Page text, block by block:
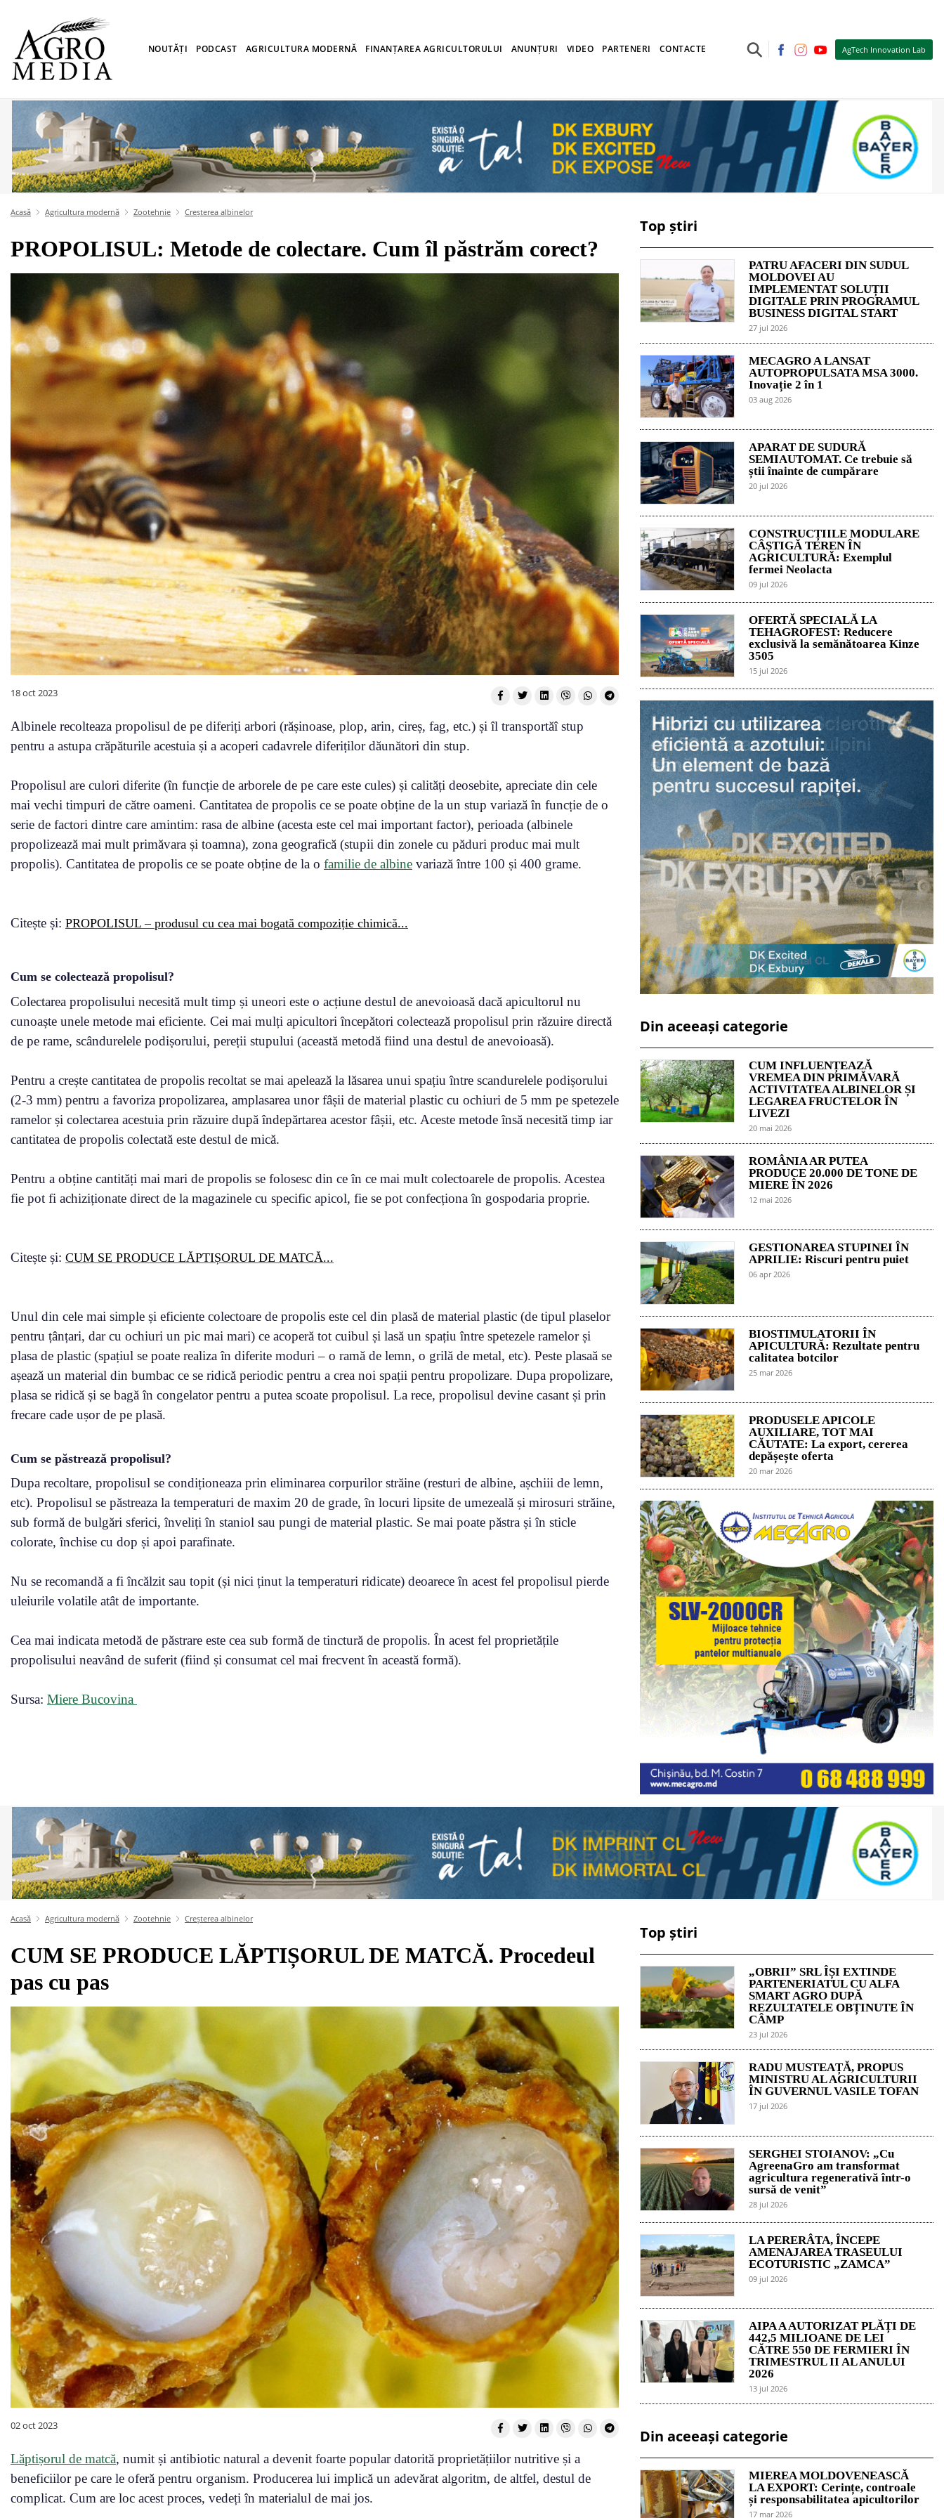
NOUTĂȚI PODCAST AGRICULTURA MODERNĂ FINANȚAREA AGRICULTORULUI ANUNȚURI VIDEO PARTENERI CONTACTE ⚲ AgTech Innovation Lab
Acasă Agricultura modernă Zootehnie Creșterea albinelor
PROPOLISUL: Metode de colectare. Cum îl păstrăm corect?
18 oct 2023
Albinele recolteaza propolisul de pe diferiți arbori (rășinoase, plop, arin, cireș, fag, etc.) și îl transportăî stup
pentru a astupa crăpăturile acestuia și a acoperi cadavrele diferiților dăunători din stup.
Propolisul are culori diferite (în funcție de arborele de pe care este cules) și calități deosebite, apreciate din cele
mai vechi timpuri de către oameni. Cantitatea de propolis ce se poate obține de la un stup variază în funcție de o
serie de factori dintre care amintim: rasa de albine (acesta este cel mai important factor), perioada (albinele
propolizează mai mult primăvara și toamna), zona geografică (stupii din zonele cu păduri produc mai mult
propolis). Cantitatea de propolis ce se poate obține de la o familie de albine variază între 100 și 400 grame.
Citește și: PROPOLISUL – produsul cu cea mai bogată compoziție chimică...
Cum se colectează propolisul?
Colectarea propolisului necesită mult timp și uneori este o acțiune destul de anevoioasă dacă apicultorul nu
cunoaște unele metode mai eficiente. Cei mai mulți apicultori începători colectează propolisul prin răzuire directă
de pe rame, scândurelele podișorului, pereții stupului (această metodă fiind una destul de anevoioasă).
Pentru a crește cantitatea de propolis recoltat se mai apelează la lăsarea unui spațiu între scandurelele podișorului
(2-3 mm) pentru a favoriza propolizarea, amplasarea unor fâșii de material plastic cu ochiuri de 5 mm pe spetezele
ramelor și colectarea acestuia prin răzuire după îndepărtarea acestor fâșii, etc. Aceste metode însă necesită timp iar
cantitatea de propolis colectată este destul de mică.
Pentru a obține cantități mai mari de propolis se folosesc din ce în ce mai mult colectoarele de propolis. Acestea
fie pot fi achiziționate direct de la magazinele cu specific apicol, fie se pot confecționa în gospodaria proprie.
Citește și: CUM SE PRODUCE LĂPTIȘORUL DE MATCĂ...
Unul din cele mai simple și eficiente colectoare de propolis este cel din plasă de material plastic (de tipul plaselor
pentru țânțari, dar cu ochiuri un pic mai mari) ce acoperă tot cuibul și lasă un spațiu între spetezele ramelor și
plasa de plastic (spațiul se poate realiza în diferite moduri – o ramă de lemn, o grilă de metal, etc). Peste plasaă se
așează un material din bumbac ce se ridică periodic pentru a crea noi spații pentru propolizare. Dupa propolizare,
plasa se ridică și se bagă în congelator pentru a putea scoate propolisul. La rece, propolisul devine casant și prin
frecare cade ușor de pe plasă.
Cum se păstrează propolisul?
Dupa recoltare, propolisul se condiționeaza prin eliminarea corpurilor străine (resturi de albine, așchiii de lemn,
etc). Propolisul se păstreaza la temperaturi de maxim 20 de grade, în locuri lipsite de umezeală și mirosuri străine,
sub formă de bulgări sferici, înveliți în staniol sau pungi de material plastic. Se mai poate păstra și în sticle
colorate, închise cu dop și apoi parafinate.
Nu se recomandă a fi încălzit sau topit (și nici ținut la temperaturi ridicate) deoarece în acest fel propolisul pierde
uleiurile volatile atât de importante.
Cea mai indicata metodă de păstrare este cea sub formă de tinctură de propolis. În acest fel proprietățile
propolisului neavând de suferit (fiind și consumat cel mai frecvent în această formă).
Sursa: Miere Bucovina
Top știri
PATRU AFACERI DIN SUDUL
MOLDOVEI AU
IMPLEMENTAT SOLUȚII
DIGITALE PRIN PROGRAMUL
BUSINESS DIGITAL START
27 jul 2026
MECAGRO A LANSAT
AUTOPROPULSATA MSA 3000.
Inovație 2 în 1
03 aug 2026
APARAT DE SUDURĂ
SEMIAUTOMAT. Ce trebuie să
știi înainte de cumpărare
20 jul 2026
CONSTRUCȚIILE MODULARE
CÂȘTIGĂ TEREN ÎN
AGRICULTURĂ: Exemplul
fermei Neolacta
09 jul 2026
OFERTĂ SPECIALĂ LA
TEHAGROFEST: Reducere
exclusivă la semănătoarea Kinze
3505
15 jul 2026
Din aceeași categorie
CUM INFLUENȚEAZĂ
VREMEA DIN PRIMĂVARĂ
ACTIVITATEA ALBINELOR ȘI
LEGAREA FRUCTELOR ÎN
LIVEZI
20 mai 2026
ROMÂNIA AR PUTEA
PRODUCE 20.000 DE TONE DE
MIERE ÎN 2026
12 mai 2026
GESTIONAREA STUPINEI ÎN
APRILIE: Riscuri pentru puiet
06 apr 2026
BIOSTIMULATORII ÎN
APICULTURĂ: Rezultate pentru
calitatea botcilor
25 mar 2026
PRODUSELE APICOLE
AUXILIARE, TOT MAI
CĂUTATE: La export, cererea
depășește oferta
20 mar 2026
Acasă Agricultura modernă Zootehnie Creșterea albinelor
CUM SE PRODUCE LĂPTIȘORUL DE MATCĂ. Procedeul
pas cu pas
02 oct 2023
Lăptișorul de matcă, numit și antibiotic natural a devenit foarte popular datorită proprietățiilor nutritive și a
beneficiilor pe care le oferă pentru organism. Producerea lui implică un adevărat algoritm, de altfel, destul de
complicat. Cum are loc acest proces, vedeți în materialul de mai jos.
Top știri
„OBRII” SRL ÎȘI EXTINDE
PARTENERIATUL CU ALFA
SMART AGRO DUPĂ
REZULTATELE OBȚINUTE ÎN
CÂMP
23 jul 2026
RADU MUSTEAȚĂ, PROPUS
MINISTRU AL AGRICULTURII
ÎN GUVERNUL VASILE TOFAN
17 jul 2026
SERGHEI STOIANOV: „Cu
AgreenaGro am transformat
agricultura regenerativă într-o
sursă de venit”
28 jul 2026
LA PERERÂTA, ÎNCEPE
AMENAJAREA TRASEULUI
ECOTURISTIC „ZAMCA”
09 jul 2026
AIPA A AUTORIZAT PLĂȚI DE
442,5 MILIOANE DE LEI
CĂTRE 550 DE FERMIERI ÎN
TRIMESTRUL II AL ANULUI
2026
13 jul 2026
Din aceeași categorie
MIEREA MOLDOVENEASCĂ
LA EXPORT: Cerințe, controale
și responsabilitatea apicultorilor
17 mar 2026